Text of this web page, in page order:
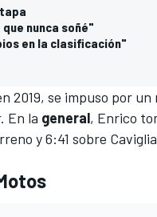
nunca soñé"
en la clasificación"
2019, se impuso por
En la general, Enrico
y 6:41 sobre